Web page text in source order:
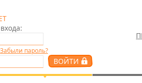
Забыли пароль?